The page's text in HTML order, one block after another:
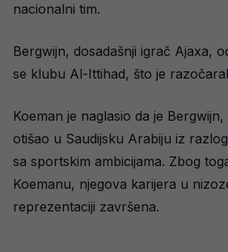
nacionalni tim.
Bergwijn, dosadašnji igrač Ajaxa,
se klubu Al-Ittihad, što je
Koeman je naglasio da je
otišao u Saudijsku Arabiju iz
sa sportskim ambicijama. Zbog
Koemanu, njegova karijera u
reprezentaciji završena.